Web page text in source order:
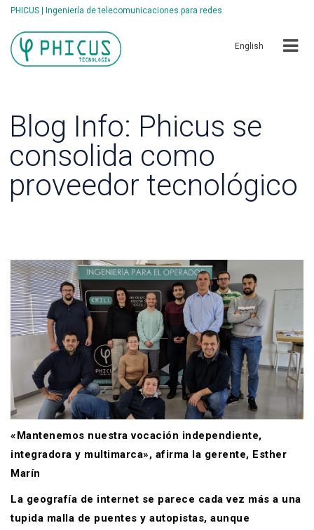
PHICUS | Ingeniería de telecomunicaciones para redes
English
Blog Info: Phicus se
consolida como
proveedor tecnológico
«Mantenemos nuestra vocación independiente,
integradora y multimarca», afirma la gerente, Esther
Marín
La geografía de internet se parece cada vez más a una
tupida malla de puentes y autopistas, aunque